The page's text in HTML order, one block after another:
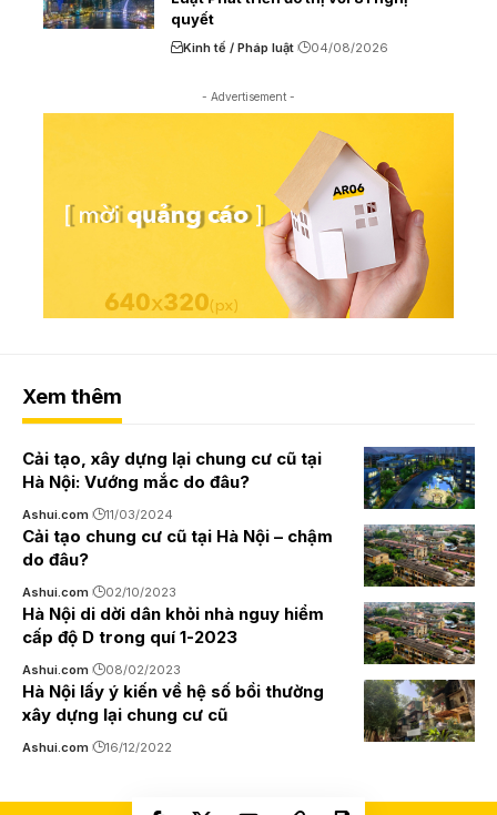
quyết
Kinh tế / Pháp luật 04/08/2026
- Advertisement -
Xem thêm
Cải tạo, xây dựng lại chung cư cũ tại
Hà Nội: Vướng mắc do đâu?
Ashui.com 11/03/2024
Cải tạo chung cư cũ tại Hà Nội – chậm
do đâu?
Ashui.com 02/10/2023
Hà Nội di dời dân khỏi nhà nguy hiểm
cấp độ D trong quí 1-2023
Ashui.com 08/02/2023
Hà Nội lấy ý kiến về hệ số bồi thường
xây dựng lại chung cư cũ
Ashui.com 16/12/2022